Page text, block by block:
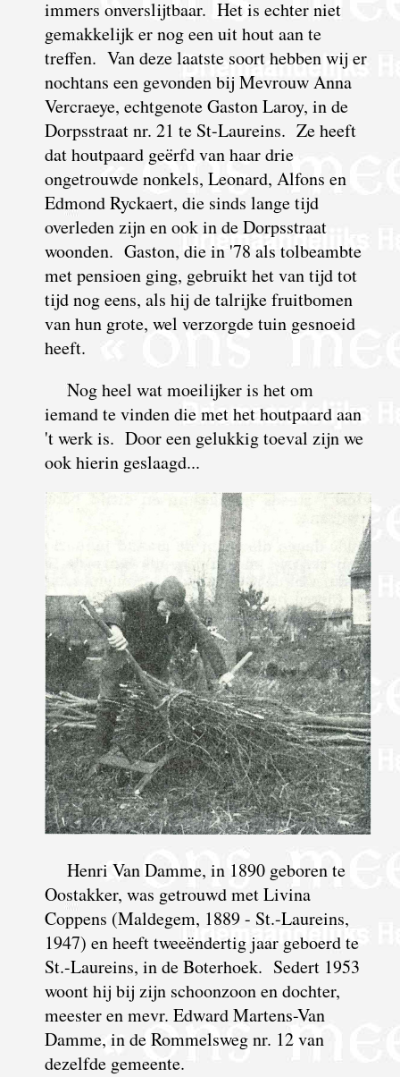
immers onverslijtbaar. Het is echter niet
gemakkelijk er nog een uit hout aan te
treffen. Van deze laatste soort hebben wij er
nochtans een gevonden bij Mevrouw Anna
Vercraeye, echtgenote Gaston Laroy, in de
Dorpsstraat nr. 21 te St-Laureins. Ze heeft
dat houtpaard geërfd van haar drie
ongetrouwde nonkels, Leonard, Alfons en
Edmond Ryckaert, die sinds lange tijd
overleden zijn en ook in de Dorpsstraat
woonden. Gaston, die in '78 als tolbeambte
met pensioen ging, gebruikt het van tijd tot
tijd nog eens, als hij de talrijke fruitbomen
van hun grote, wel verzorgde tuin gesnoeid
heeft.
Nog heel wat moeilijker is het om
iemand te vinden die met het houtpaard aan
't werk is. Door een gelukkig toeval zijn we
ook hierin geslaagd...
Henri Van Damme, in 1890 geboren te
Oostakker, was getrouwd met Livina
Coppens (Maldegem, 1889 - St.-Laureins,
1947) en heeft tweeëndertig jaar geboerd te
St.-Laureins, in de Boterhoek. Sedert 1953
woont hij bij zijn schoonzoon en dochter,
meester en mevr. Edward Martens-Van
Damme, in de Rommelsweg nr. 12 van
dezelfde gemeente.